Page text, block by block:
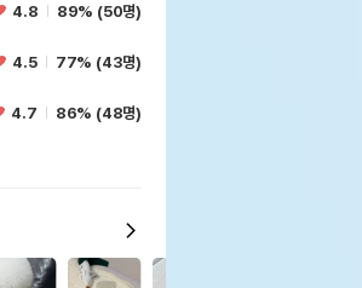
4.8 89% (50명)
4.5 77% (43명)
4.7 86% (48명)